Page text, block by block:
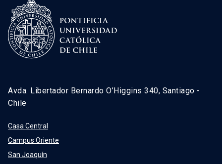
Avda. Libertador Bernardo O’Higgins 340, Santiago -
Chile
Casa Central
Campus Oriente
San Joaquín